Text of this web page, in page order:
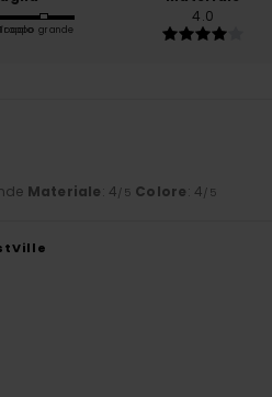
grande
4.0
Materiale: 4/5 Colore: 4/5